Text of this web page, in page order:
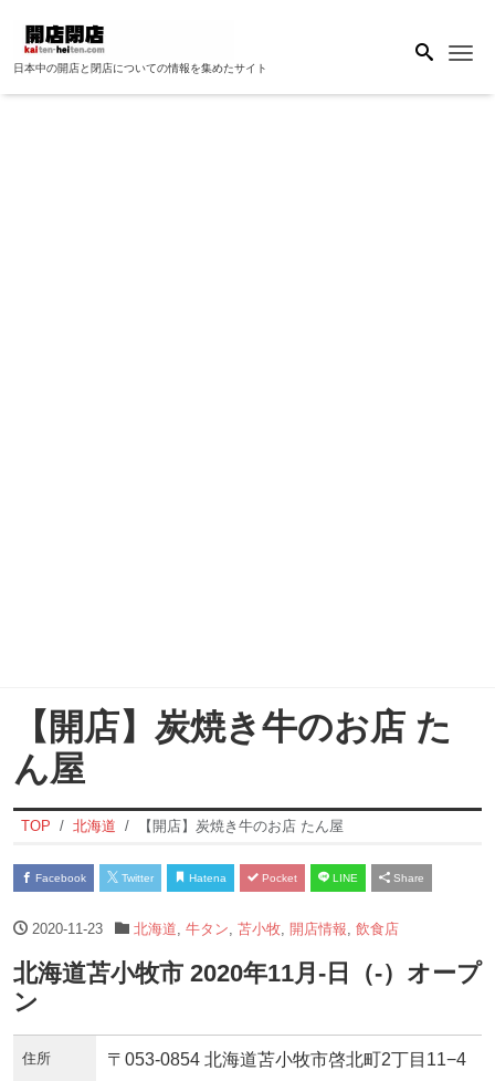
日本中の開店と閉店についての情報を集めたサイト
【開店】炭焼き牛のお店 た
ん屋
TOP 北海道 【開店】炭焼き牛のお店 たん屋
Facebook Twitter Hatena Pocket LINE Share
2020-11-23 北海道 牛タン 苫小牧, 開店情報 飲食店
北海道苫小牧市 2020年11月-日（-）オープ
ン
住所 〒053-0854 北海道苫小牧市啓北町2丁目11−4